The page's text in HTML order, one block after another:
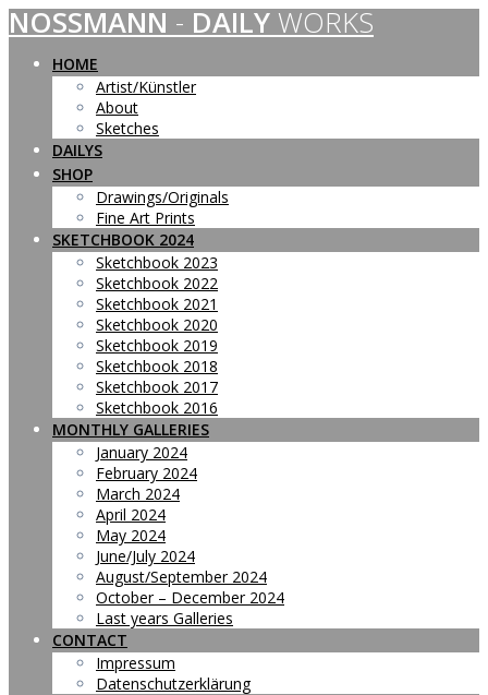
Skip
to
content
NOSSMANN - DAILY WORKS
HOME
Artist/Künstler
About
Sketches
DAILYS
SHOP
Drawings/Originals
Fine Art Prints
SKETCHBOOK 2024
Sketchbook 2023
Sketchbook 2022
Sketchbook 2021
Sketchbook 2020
Sketchbook 2019
Sketchbook 2018
Sketchbook 2017
Sketchbook 2016
MONTHLY GALLERIES
January 2024
February 2024
March 2024
April 2024
May 2024
June/July 2024
August/September 2024
October – December 2024
Last years Galleries
CONTACT
Impressum
Datenschutzerklärung